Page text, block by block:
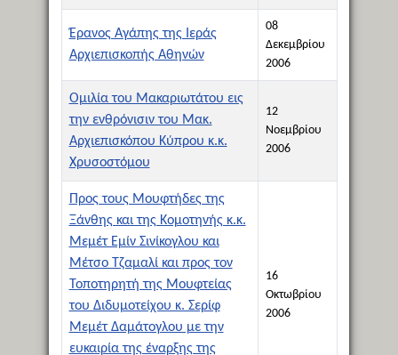
Έρανος Αγάπης της Ιεράς
Αρχιεπισκοπής Αθηνών
08
Δεκεμβρίου
2006
Ομιλία του Μακαριωτάτου εις
την ενθρόνισιν του Μακ.
Αρχιεπισκόπου Κύπρου κ.κ.
Χρυσοστόμου
12
Νοεμβρίου
2006
Προς τους Μουφτήδες της
Ξάνθης και της Κομοτηνής κ.κ.
Μεμέτ Εμίν Σινίκογλου και
Μέτσο Τζαμαλί και προς τον
Τοποτηρητή της Μουφτείας
του Διδυμοτείχου κ. Σερίφ
Μεμέτ Δαμάτογλου με την
ευκαιρία της έναρξης της
16
Οκτωβρίου
2006